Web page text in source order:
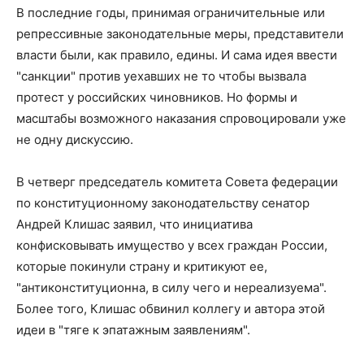
В последние годы, принимая ограничительные или
репрессивные законодательные меры, представители
власти были, как правило, едины. И сама идея ввести
"санкции" против уехавших не то чтобы вызвала
протест у российских чиновников. Но формы и
масштабы возможного наказания спровоцировали уже
не одну дискуссию.
В четверг председатель комитета Совета федерации
по конституционному законодательству сенатор
Андрей Клишас заявил, что инициатива
конфисковывать имущество у всех граждан России,
которые покинули страну и критикуют ее,
"антиконституционна, в силу чего и нереализуема".
Более того, Клишас обвинил коллегу и автора этой
идеи в "тяге к эпатажным заявлениям".